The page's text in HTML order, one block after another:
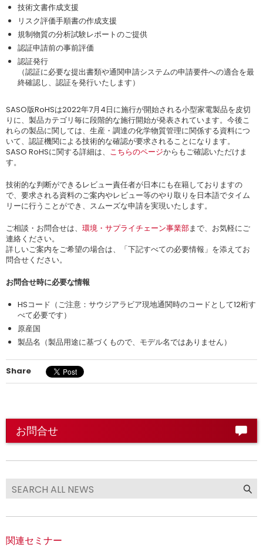
技術文書作成支援
リスク評価手順書の作成支援
規制物質の分析試験レポートのご提供
認証申請前の事前評価
認証発行
（認証に必要な提出書類や通関申請システムの申請要件への適合を最
終確認し、認証を発行いたします）
SASO版RoHSは2022年7月4日に施行が開始される小型家電製品を皮切
りに、製品カテゴリ毎に段階的な施行開始が発表されています。今後こ
れらの製品に関しては、生産・調達の化学物質管理に関係する資料につ
いて、認証機関による技術的な確認が要求されることになります。
SASO RoHSに関する詳細は、 こちらのページからもご確認いただけま
す。
技術的な判断ができるレビュー責任者が日本にも在籍しておりますの
で、要求される資料のご案内やレビュー等のやり取りを日本語でタイム
リーに行うことができ、スムーズな申請を実現いたします。
ご相談・お問合せは、 環境・サプライチェーン事業部まで、お気軽にご
連絡ください。
詳しいご案内をご希望の場合は、「下記すべての必要情報」を添えてお
問合せください。
お問合せ時に必要な情報
HSコード（ご注意：サウジアラビア現地通関時のコードとして12桁す
べて必要です）
原産国
製品名（製品用途に基づくもので、モデル名ではありません）
Share
お問合せ
関連セミナー